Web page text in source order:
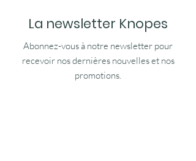
La newsletter Knopes
Abonnez-vous à notre newsletter pour
recevoir nos dernières nouvelles et nos
promotions.